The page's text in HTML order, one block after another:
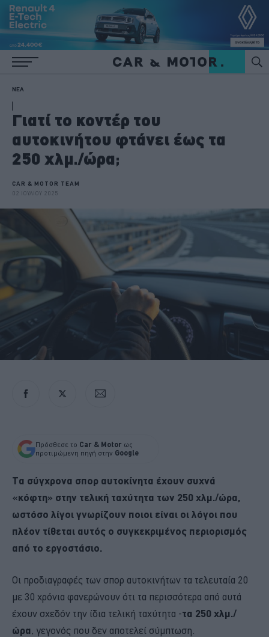
ΝΕΑ
Γιατί το κοντέρ του
αυτοκινήτου φτάνει έως τα
250 χλμ./ώρα;
CAR & MOTOR TEAM
02 ΙΟΥΛΙΟΥ 2025
Πρόσθεσε το Car & Motor ως
προτιμώμενη πηγή στην Google
Τα σύγχρονα σπορ αυτοκίνητα έχουν συχνά
«κόφτη» στην τελική ταχύτητα των 250 χλμ./ώρα,
ωστόσο λίγοι γνωρίζουν ποιοι είναι οι λόγοι που
πλέον τίθεται αυτός ο συγκεκριμένος περιορισμός
από το εργοστάσιο.
Οι προδιαγραφές των σπορ αυτοκινήτων τα τελευταία 20
με 30 χρόνια φανερώνουν ότι τα περισσότερα από αυτά
έχουν σχεδόν την ίδια τελική ταχύτητα -τα 250 χλμ./
ώρα, γεγονός που δεν αποτελεί σύμπτωση.